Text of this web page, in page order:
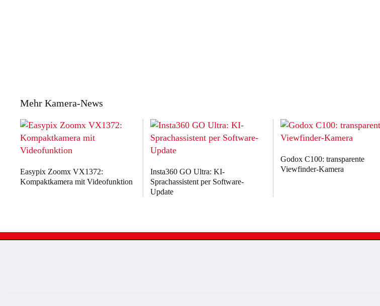
Mehr Kamera-News
Easypix Zoomx VX1372:
Kompaktkamera mit Videofunktion
Insta360 GO Ultra: KI-
Sprachassistent per Software-
Update
Godox C100: transparente
Viewfinder-Kamera